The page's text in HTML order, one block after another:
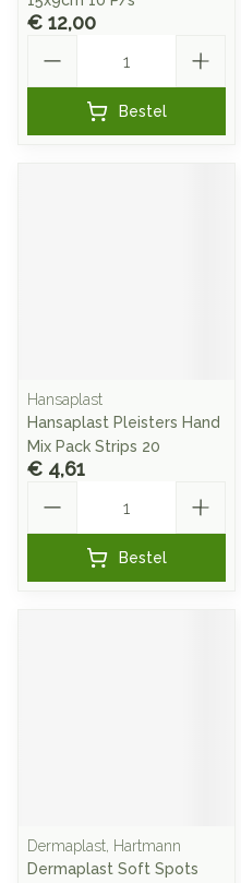
€ 12,00
Bestel
Hansaplast
Hansaplast Pleisters Hand
Mix Pack Strips 20
€ 4,61
Bestel
Dermaplast, Hartmann
Dermaplast Soft Spots